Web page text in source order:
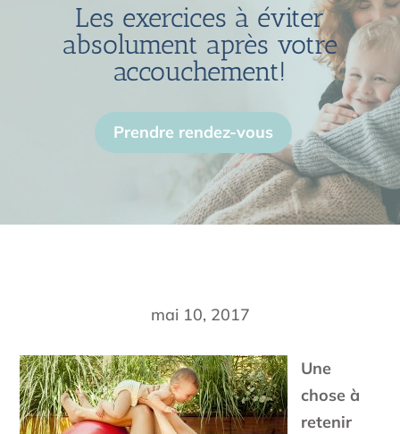
Les exercices à éviter
absolument après votre
accouchement!
Prendre rendez-vous
mai 10, 2017
Une
chose à
retenir